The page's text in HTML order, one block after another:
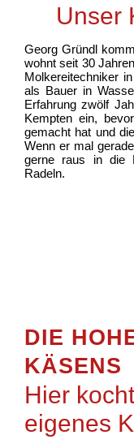
Unser
Georg Gründl
wohnt seit 30
Molkereitechniker
als Bauer in
Erfahrung zwölf
Kempten ein,
gemacht hat und
Wenn er mal
gerne raus in die
Radeln.
DIE
KÄSENS
Hier
eigenes